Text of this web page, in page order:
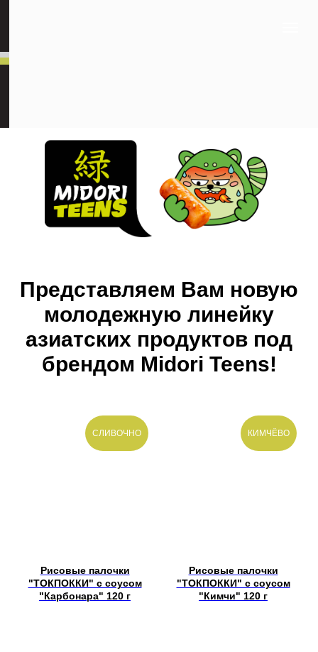
Представляем Вам новую
молодежную линейку
азиатских продуктов под
брендом Midori Teens!
СЛИВОЧНО
Рисовые палочки
"ТОКПОККИ" с соусом
"Карбонара" 120 г
КИМЧЁВО
Рисовые палочки
"ТОКПОККИ" с соусом
"Кимчи" 120 г